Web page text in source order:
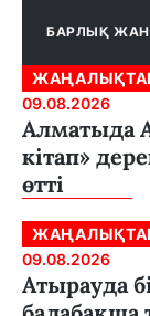
БАРЛЫҚ
09.08.2026
Алматыда
кітап»
өтті
09.08.2026
Атырауда